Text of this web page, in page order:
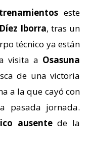
este
Díez Iborra, tras un
técnico ya están
visita a Osasuna
de una victoria
a la que cayó con
pasada jornada.
ausentede la